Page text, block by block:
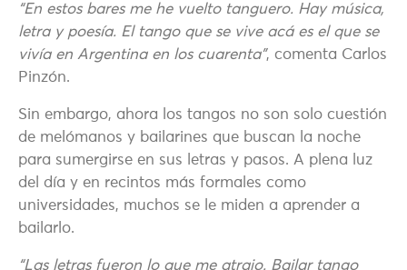
“En estos bares me he vuelto tanguero. Hay música,
letra y poesía. El tango que se vive acá es el que se
vivía en Argentina en los cuarenta”, comenta Carlos
Pinzón.
Sin embargo, ahora los tangos no son solo cuestión
de melómanos y bailarines que buscan la noche
para sumergirse en sus letras y pasos. A plena luz
del día y en recintos más formales como
universidades, muchos se le miden a aprender a
bailarlo.
“Las letras fueron lo que me atrajo. Bailar tango